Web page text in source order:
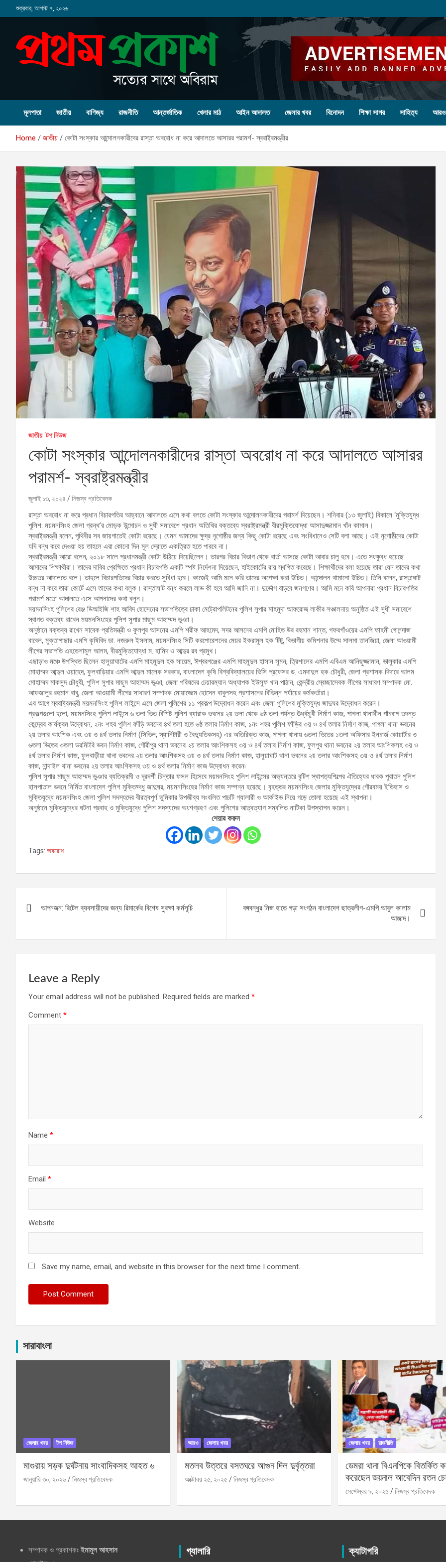
to
শুক্রবার, আগস্ট ৭, ২০২৬
মূলপাতা জাতীয় বাণিজ্য রাজনীতি আন্তর্জাতিক খেলার মাঠ আইন আদালত জেলার খবর বিনোদন শিক্ষা সাগর সাহিত্য আরও
Home জাতীয় কোটা সংস্কার আন্দোলনকারীদের রাস্তা অবরোধ না করে আদালতে আসারর পরামর্শ- স্বরাষ্ট্রমন্ত্রীর
জাতীয় টপ নিউজ
কোটা সংস্কার আন্দোলনকারীদের রাস্তা অবরোধ না করে আদালতে আসারর
পরামর্শ- স্বরাষ্ট্রমন্ত্রীর
জুলাই ১৩, ২০২৪ নিজস্ব প্রতিবেদক
রাস্তা অবরোধ না করে প্রধান বিচারপতির আহ্বানে আদালতে এসে কথা বলতে কোটা সংস্কার আন্দোলনকারীদের পরামর্শ দিয়েছেন। শনিবার (১৩ জুলাই) বিকালে ‘মুক্তিযুদ্ধ
পুলিশ: ময়মনসিংহ জেলা গ্রন্থ’র মোড়ক উন্মোচন ও সুধী সমাবেশে প্রধান অতিথির বক্তব্যে স্বরাষ্ট্রমন্ত্রী বীরমুক্তিযোদ্ধা আসাদুজ্জামান খাঁন কামাল।
স্বরাষ্ট্রমন্ত্রী বলেন, পৃথিবীর সব জায়গাতেই কোটা রয়েছে। যেমন আমাদের ক্ষুদ্র নৃগোষ্ঠীর জন্য কিছু কোটা রয়েছে এবং সংবিধানেও সেটি বলা আছে। এই নৃগোষ্ঠীদের কোটা
যদি বন্ধ করে দেওয়া হয় তাহলে এরা কোনো দিন মূল স্রোতে একত্রিত হতে পারবে না।
স্বরাষ্ট্রমন্ত্রী আরো বলেন, ২০১৮ সালে প্রধানমন্ত্রী কোটা উঠিয়ে দিয়েছিলেন। তারপর বিচার বিভাগ থেকে বার্তা আসছে কোটা আবার চালু হবে। এতে সংক্ষুব্ধ হয়েছে
আমাদের শিক্ষার্থীরা। তাদের দাবির প্রেক্ষিতে প্রধান বিচারপতি একটি স্পষ্ট নির্দেশনা দিয়েছেন, হাইকোর্টের রায় স্থগিত করেছে। শিক্ষার্থীদের বলা হয়েছে তারা যেন তাদের কথা
উচ্চতর আদালতে বলে। তাহলে বিচারপতিদের বিচার করতে সুবিধা হবে। কাজেই আমি মনে করি তাদের অপেক্ষা করা উচিত। আন্দোলন থামানো উচিত। তিনি বলেন, রাস্তাঘাট
বন্ধ না করে তারা কোর্টে এসে তাদের কথা বলুক। রাস্তাঘাট বন্ধ করলে লাভ কী হবে আমি জানি না। দুর্ভোগ বাড়বে জনগণের। আমি মনে করি আপনারা প্রধান বিচারপতির
পরামর্শ মতো আদালতে এসে আপনাদের কথা বলুন।
ময়মনসিংহ পুলিশের রেঞ্জ ডিআইজি শাহ আবিদ হোসেনের সভাপতিত্বে ঢাকা মেট্রোপলিটনের পুলিশ সুপার মাহমুদা আফরোজ লাকীর সঞ্চালনায় অনুষ্ঠিত এই সুধী সমাবেশে
স্বাগত বক্তব্য রাখেন ময়মনসিংহের পুলিশ সুপার মাছুম আহাম্মদ ভুঞা।
অনুষ্ঠানে বক্তব্য রাখেন সাবেক প্রতিমন্ত্রী ও ফুলপুর আসনের এমপি শরীফ আহমেদ, সদর আসনের এমপি মোহিত উর রহমান শান্ত, গফরগাঁওয়ের এমপি ফাহমী গোলন্দাজ
বাবেল, মুক্তাগাছার এমপি কৃষিবিদ ডা. নজরুল ইসলাম, ময়মনসিংহ সিটি করপোরেশনের মেয়র ইকরামুল হক টিটু, বিভাগীয় কমিশনার উম্মে সালমা তানজিয়া, জেলা আওয়ামী
লীগের সভাপতি এহতেশামুল আলম, বীরমুক্তিযোদ্ধা ম. হামিদ ও আব্দুর রব প্রমুখ।
এছাড়াও মঞ্চে উপস্থিত ছিলেন হালুয়াঘাটের এমপি মাহমুদুল হক সায়েম, ঈশ্বরগঞ্জের এমপি মাহমুদুল হাসান সুমন, ত্রিশালের এমপি এবিএম আনিছুজ্জামান, ভালুকার এমপি
মোহাম্মদ আব্দুল ওয়াহেদ, ফুলবাড়িয়ার এমপি আব্দুল মালেক সরকার, বাংলাদেশ কৃষি বিশ্ববিদ্যালয়ের ভিসি প্রফেসর ড. এমদাদুল হক চৌধুরী, জেলা প্রশাসক দিদারে আলম
মোহাম্মদ মাকসুদ চৌধুরী, পুলিশ সুপার মাছুম আহাম্মদ ভূঞা, জেলা পরিষদের চেয়ারম্যান অধ্যাপক ইউসুফ খান পাঠান, কেন্দ্রীয় স্বেচ্ছাসেবক লীগের সাধারণ সম্পাদক মো.
আফজালুর রহমান বাবু, জেলা আওয়ামী লীগের সাধারণ সম্পাদক মোয়াজ্জেম হোসেন বাবুলসহ প্রশাসনের বিভিন্ন পর্যায়ের কর্মকর্তারা।
এর আগে স্বরাষ্ট্রমন্ত্রী ময়মনসিংহ পুলিশ লাইন্সে এসে জেলা পুলিশের ১১ প্রকল্প উদ্বোধন করেন এবং জেলা পুলিশের মুক্তিযুদ্ধ জাদুঘর উদ্বোধন করেন।
প্রকল্পগুলো হলো, ময়মনসিংহ পুলিশ লাইন্সে ৬ তলা ভিত বিশিষ্ট পুলিশ ব্যারাক ভবনের ২য় তলা থেকে ৬ষ্ঠ তলা পর্যন্ত ঊর্ধ্বমূখী নির্মাণ কাজ, পাগলা থানাধীন পাঁচবাগ তদন্ত
কেন্দ্রের কার্যক্রম উদ্বোধন, ২নং শহর পুলিশ ফাঁড়ি ভবনের ৪র্থ তলা হতে ৬ষ্ঠ তলার নির্মাণ কাজ, ১নং শহর পুলিশ ফাঁড়ির ৩য় ও ৪র্থ তলার নির্মাণ কাজ, পাগলা থানা ভবনের
২য় তলার আংশিক এবং ৩য় ও ৪র্থ তলার নির্মাণ (সিভিল, স্যানিটারী ও বৈদ্যুতিকসহ) এর অতিরিক্ত কাজ, পাগলা থানায় ৬তলা ভিতের ১তলা অফিসার ইনচার্জ কোয়ার্টার ও
৬তলা ভিতের ৩তলা ডরমিটরি ভবন নির্মাণ কাজ, গৌরীপুর থানা ভবনের ২য় তলার আংশিকসহ ৩য় ও ৪র্থ তলার নির্মাণ কাজ, ফুলপুর থানা ভবনের ২য় তলার আংশিকসহ ৩য় ও
৪র্থ তলার নির্মাণ কাজ, ফুলবাড়ীয়া থানা ভবনের ২য় তলার আংশিকসহ ৩য় ও ৪র্থ তলার নির্মাণ কাজ, হালুয়াঘাট থানা ভবনের ২য় তলার আংশিকসহ ৩য় ও ৪র্থ তলার নির্মাণ
কাজ, নান্দাইল থানা ভবনের ২য় তলার আংশিকসহ ৩য় ও ৪র্থ তলার নির্মাণ কাজ উদ্বোধন করেন৷
পুলিশ সুপার মাছুম আহাম্মদ ভুঞার ব্যতিক্রমী ও দূরদর্শী চিন্তার ফসল হিসেবে ময়মনসিংহ পুলিশ লাইন্সের অভ্যন্তরে বৃটিশ স্থাপত্যশিল্পের ঐতিহ্যের ধারক পুরাতন পুলিশ
হাসপাতাল ভবনে নির্মিত বাংলাদেশ পুলিশ মুক্তিয্দ্ধু জাদুঘর, ময়মনসিংহের নির্মাণ কাজ সম্পন্ন হয়েছে। বৃহত্তর ময়মনসিংহ জেলার মুক্তিযুদ্ধের গৌরবময় ইতিহাস ও
মুক্তিযুদ্ধে ময়মনসিংহ জেলা পুলিশ সদস্যদের বীরত্বপুর্ণ ভুমিকার উপজীব্য সংবলিত পাচটি গ্যালারী ও আর্কাইভ নিয়ে গড়ে তোলা হয়েছে এই স্থাপনা।
অনুষ্ঠানে মুক্তিযুদ্ধের ঘটনা প্রবাহ ও মুক্তিযুদ্ধে পুলিশ সদস্যদের অংশগ্রহণ এবং পুলিশের আত্বত্যাগ সম্বলিত নাটিকা উপস্থাপন করেন।
শেয়ার করুন
Tags: অবরোধ
আপনজন: রিটেল ব্যবসায়ীদের জন্য রিমার্কের বিশেষ সুরক্ষা কর্মসূচি
বঙ্গবন্ধুর নিজ হাতে গড়া সংগঠন বাংলাদেশ ছাত্রলীগ-এমপি আবুল কালাম
আজাদ।
Leave a Reply
Your email address will not be published. Required fields are marked *
Comment *
Name *
Email *
Website
Save my name, email, and website in this browser for the next time I comment.
সারাবাংলা
জেলার খবর টপ নিউজ
মাগুরায় সড়ক দুর্ঘটনায় সাংবাদিকসহ আহত ৬
জানুয়ারি ৩০, ২০২৬ নিজস্ব প্রতিবেদক
আরও জেলার খবর
মতলব উত্তরে বসতঘরে আগুন দিল দুর্বৃত্তরা
অক্টোবর ২৫, ২০২৫ নিজস্ব প্রতিবেদক
জেলার খবর রাজনীতি
ডেমরা থানা বিএনপিকে বিতর্কিত
করেছেন জয়নাল আবেদিন রতন
সেপ্টেম্বর ৯, ২০২৫ নিজস্ব প্রতিবেদক
সম্পাদক ও প্রকাশকঃ ইমামুল আহসান
গ্যালারি ক্যাটাগরি